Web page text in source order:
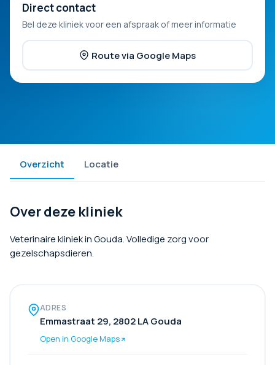
Direct contact
Bel deze kliniek voor een afspraak of meer informatie
Route via Google Maps
Overzicht Locatie
Over deze kliniek
Veterinaire kliniek in Gouda. Volledige zorg voor
gezelschapsdieren.
ADRES
Emmastraat 29, 2802 LA Gouda
Open in Google Maps